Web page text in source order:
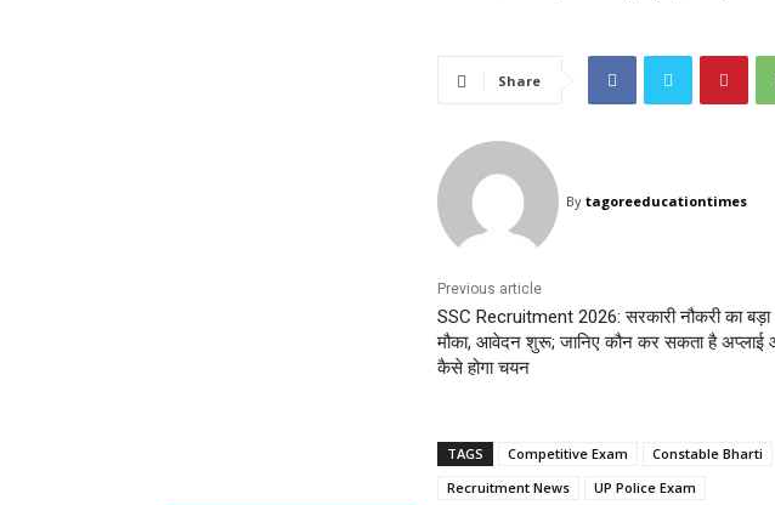
Share
By tagoreeducationtimes
Previous article
SSC Recruitment 2026: सरकारी नौकरी का बड़ा
मौका, आवेदन शुरू; जानिए कौन कर सकता है अप्लाई
कैसे होगा चयन
TAGS Competitive Exam Constable Bharti
Recruitment News
UP Police Exam